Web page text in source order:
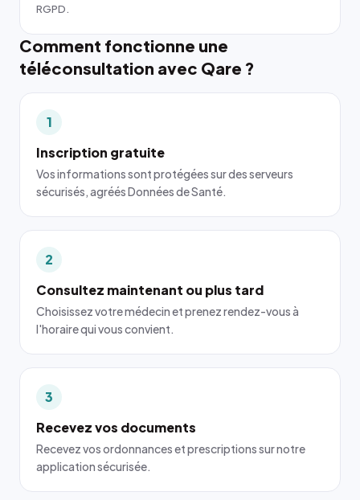
RGPD.
Comment fonctionne une
téléconsultation avec Qare ?
1
Inscription gratuite
Vos informations sont protégées sur des serveurs
sécurisés, agréés Données de Santé.
2
Consultez maintenant ou plus tard
Choisissez votre médecin et prenez rendez-vous à
l'horaire qui vous convient.
3
Recevez vos documents
Recevez vos ordonnances et prescriptions sur notre
application sécurisée.